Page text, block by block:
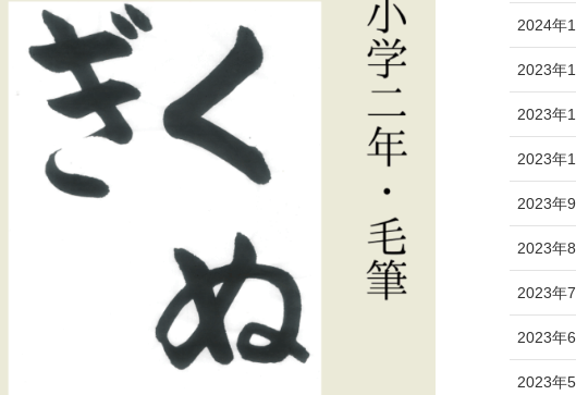
2024年
2023年
2023年
2023年
2023年
2023年
2023年
2023年
2023年